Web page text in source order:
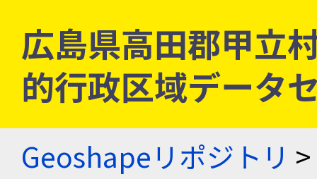
広島県高田郡甲立
的行政区域データ
Geoshapeリポジトリ >